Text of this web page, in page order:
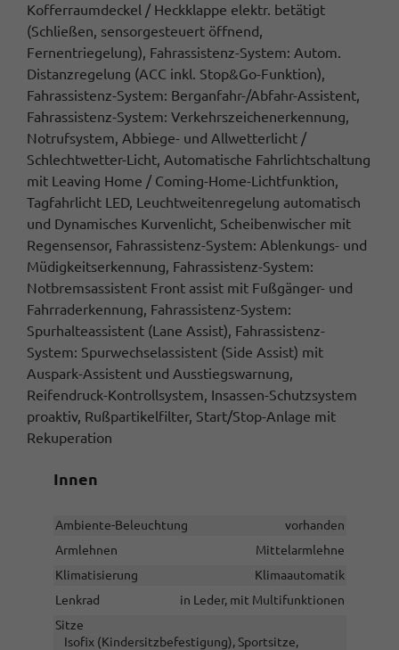
Kofferraumdeckel / Heckklappe elektr. betätigt
(Schließen, sensorgesteuert öffnend,
Fernentriegelung), Fahrassistenz-System: Autom.
Distanzregelung (ACC inkl. Stop&Go-Funktion),
Fahrassistenz-System: Berganfahr-/Abfahr-Assistent,
Fahrassistenz-System: Verkehrszeichenerkennung,
Notrufsystem, Abbiege- und Allwetterlicht /
Schlechtwetter-Licht, Automatische Fahrlichtschaltung
mit Leaving Home / Coming-Home-Lichtfunktion,
Tagfahrlicht LED, Leuchtweitenregelung automatisch
und Dynamisches Kurvenlicht, Scheibenwischer mit
Regensensor, Fahrassistenz-System: Ablenkungs- und
Müdigkeitserkennung, Fahrassistenz-System:
Notbremsassistent Front assist mit Fußgänger- und
Fahrraderkennung, Fahrassistenz-System:
Spurhalteassistent (Lane Assist), Fahrassistenz-
System: Spurwechselassistent (Side Assist) mit
Auspark-Assistent und Ausstiegswarnung,
Reifendruck-Kontrollsystem, Insassen-Schutzsystem
proaktiv, Rußpartikelfilter, Start/Stop-Anlage mit
Rekuperation
Innen
Ambiente-Beleuchtung
vorhanden
Armlehnen
Mittelarmlehne
Klimatisierung
Klimaautomatik
Lenkrad
in Leder, mit Multifunktionen
Sitze
Isofix (Kindersitzbefestigung), Sportsitze,